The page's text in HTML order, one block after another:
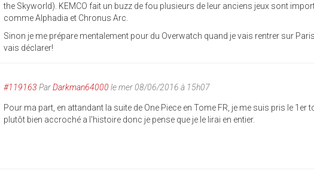
the Skyworld). KEMCO fait un buzz de fou plusieurs de leur anciens jeux sont
comme Alphadia et Chronus Arc.
Sinon je me prépare mentalement pour du Overwatch quand je vais rentrer sur
vais déclarer!
#119163 ParDarkman64000 le mer 08/06/2016 à 15h07
Pour ma part, en attandant la suite de One Piece en Tome FR, je me suis pris le 1er
plutôt bien accroché a l'histoire donc je pense que je le lirai en entier.